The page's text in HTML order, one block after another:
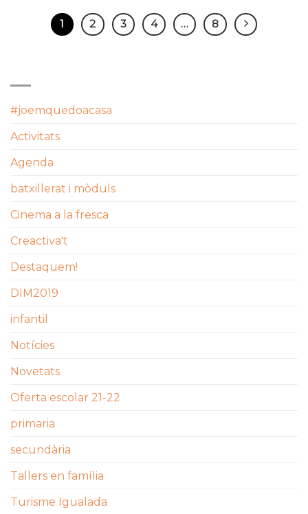
1 2 3 4 … 8
#joemquedoacasa
Activitats
Agenda
batxillerat i mòduls
Cinema a la fresca
Creactiva't
Destaquem!
DIM2019
infantil
Notícies
Novetats
Oferta escolar 21-22
primaria
secundària
Tallers en família
Turisme Igualada